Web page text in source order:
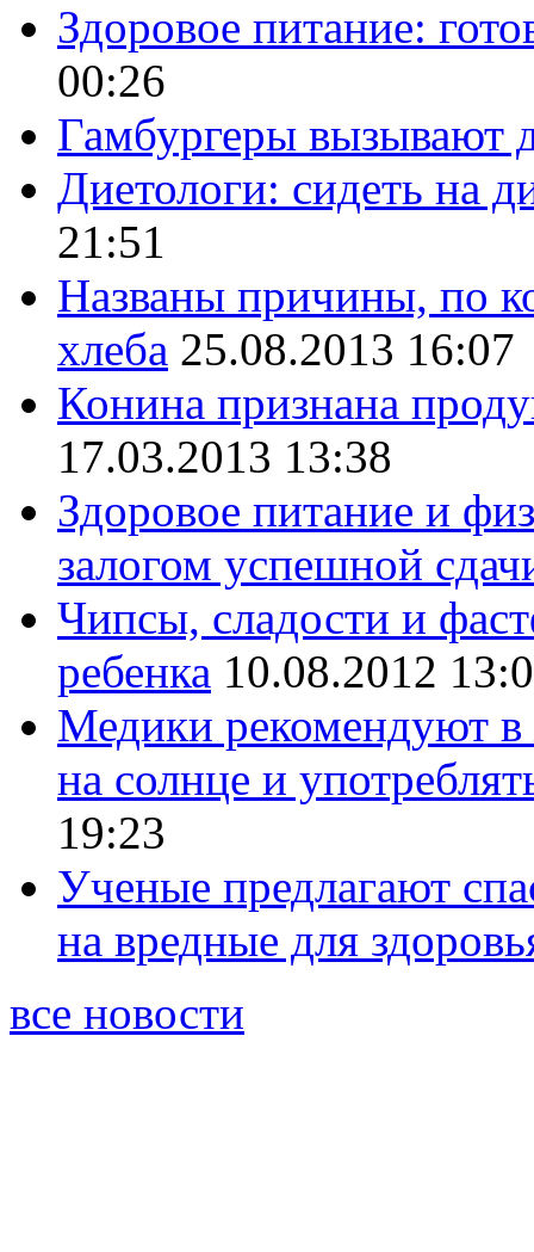
Здоровое питание:
00:26
Гамбургеры вызывают
Диетологи: сидеть на
21:51
Названы причины, по
хлеба 25.08.2013 16:07
Конина признана
17.03.2013 13:38
Здоровое питание и
залогом успешной
Чипсы, сладости и
ребенка 10.08.2012
Медики рекомендуют в
на солнце и
19:23
Ученые предлагают
на вредные для
все новости